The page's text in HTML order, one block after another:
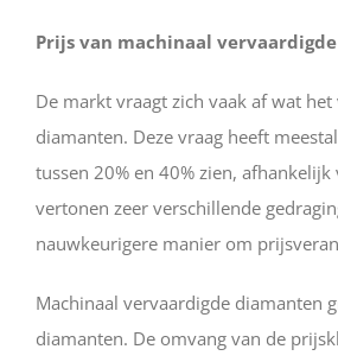
Prijs van machinaal
De markt vraagt ​​zich vaak af wat
diamanten. Deze vraag heeft
tussen 20% en 40% zien,
vertonen zeer verschillende
nauwkeurigere manier om
Machinaal vervaardigde diamanten
diamanten. De omvang van de